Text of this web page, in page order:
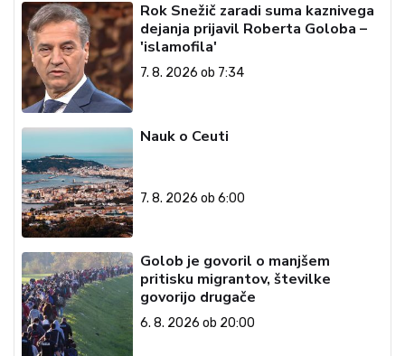
Rok Snežič zaradi suma kaznivega
dejanja prijavil Roberta Goloba –
'islamofila'
7. 8. 2026 ob 7:34
Nauk o Ceuti
7. 8. 2026 ob 6:00
Golob je govoril o manjšem
pritisku migrantov, številke
govorijo drugače
6. 8. 2026 ob 20:00